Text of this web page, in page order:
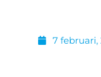
7 februari,